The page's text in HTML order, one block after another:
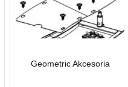
Geometric Akcesoria